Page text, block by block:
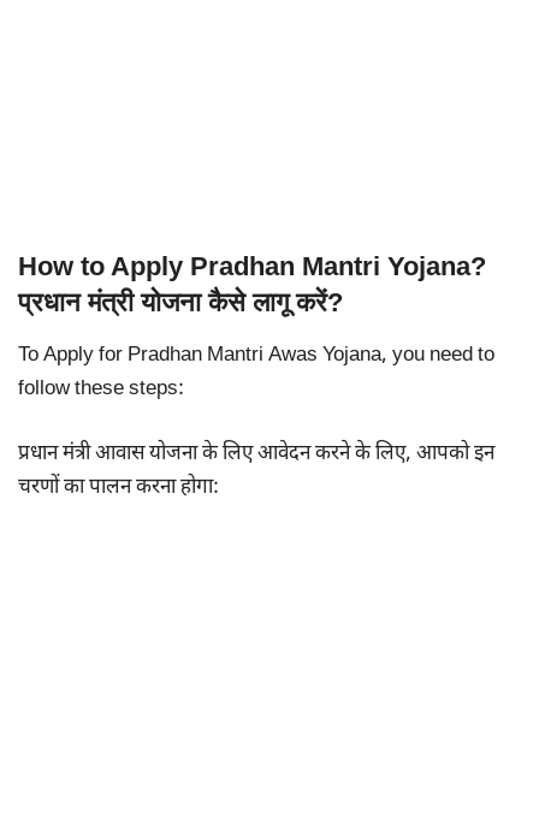
How to Apply Pradhan Mantri Yojana?
प्रधान मंत्री योजना कैसे लागू करें?
To Apply for Pradhan Mantri Awas Yojana, you need to
follow these steps:
प्रधान मंत्री आवास योजना के लिए आवेदन करने के लिए, आपको इन
चरणों का पालन करना होगा: